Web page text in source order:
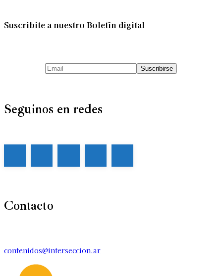
Suscribite a nuestro Boletín digital
Seguinos en redes
Contacto
contenidos@interseccion.ar